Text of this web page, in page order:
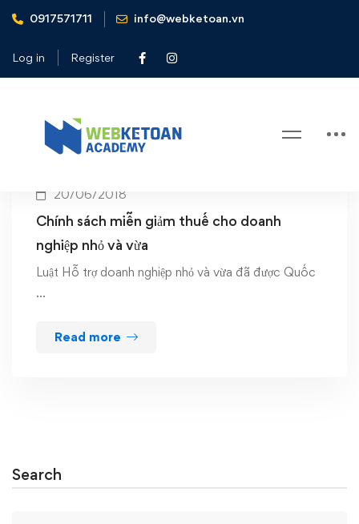
0917571711 info@webketoan.vn
Log in Register
Home Giảm thuế
Tag: Giảm thuế
20/06/2018
Chính sách miễn giảm thuế cho doanh
nghiệp nhỏ và vừa
Luật Hỗ trợ doanh nghiệp nhỏ và vừa đã được Quốc
…
Read more
Search